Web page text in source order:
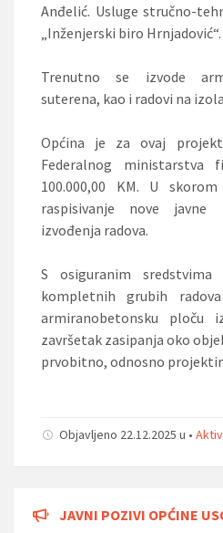
Anđelić. Usluge stručno-
„Inženjerski biro Hrnjadović“.
Trenutno se izvode
suterena, kao i radovi na
Općina je za ovaj
Federalnog ministarstva
100.000,00 KM. U
raspisivanje nove javne
izvođenja radova.
S osiguranim sredstvima
kompletnih grubih
armiranobetonsku ploču
završetak zasipanja oko
prvobitno, odnosno
Objavljeno 22.12.2025 u •
JAVNI POZIVI OPĆINE